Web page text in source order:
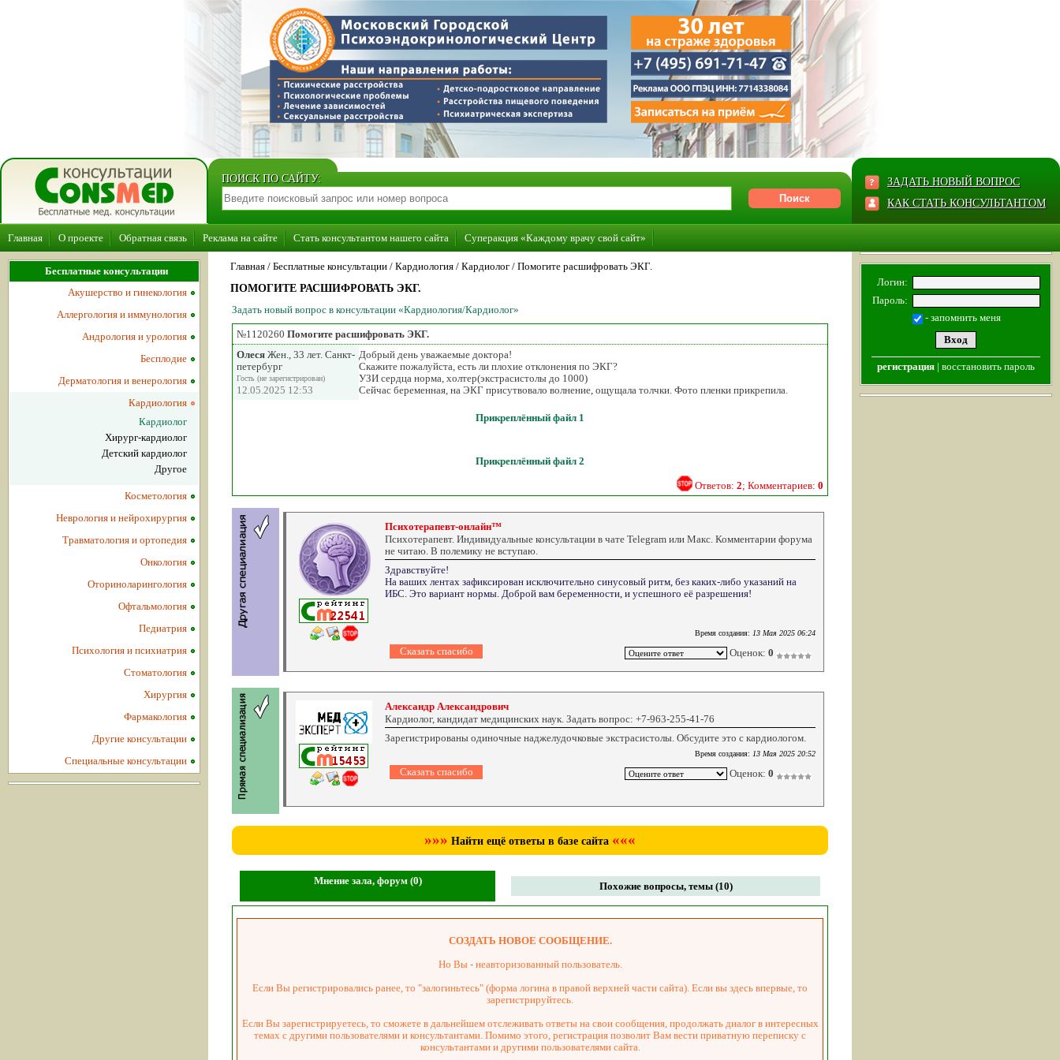
ПОИСК ПО САЙТУ:
ЗАДАТЬ НОВЫЙ ВОПРОС
КАК СТАТЬ КОНСУЛЬТАНТОМ
Главная О проекте Обратная связь Реклама на сайте Стать консультантом нашего сайта Суперакция «Каждому врачу свой сайт»
Главная / Бесплатные консультации / Кардиология / Кардиолог / Помогите расшифровать ЭКГ.
ПОМОГИТЕ РАСШИФРОВАТЬ ЭКГ.
Задать новый вопрос в консультации «Кардиология/Кардиолог»
№1120260 Помогите расшифровать ЭКГ.
Олеся Жен., 33 лет. Санкт-
петербург
Гость (не зарегистрирован)
12.05.2025 12:53
Добрый день уважаемые доктора!
Скажите пожалуйста, есть ли плохие отклонения по ЭКГ?
УЗИ сердца норма, холтер(экстрасистолы до 1000)
Сейчас беременная, на ЭКГ присутвовало волнение, ощущала толчки. Фото пленки прикрепила.
Прикреплённый файл 1
Прикреплённый файл 2
Ответов: 2; Комментариев: 0
Психотерапевт-онлайн™
Психотерапевт. Индивидуальные консультации в чате Telegram или Макс. Комментарии форума
не читаю. В полемику не вступаю.
Здравствуйте!
На ваших лентах зафиксирован исключительно синусовый ритм, без каких-либо указаний на
ИБС. Это вариант нормы. Доброй вам беременности, и успешного её разрешения!
Время создания: 13 Мая 2025 06:24
Оценок: 0
Александр Александрович
Кардиолог, кандидат медицинских наук. Задать вопрос: +7-963-255-41-76
Зарегистрированы одиночные наджелудочковые экстрасистолы. Обсудите это с кардиологом.
Время создания: 13 Мая 2025 20:52
Оценок: 0
»»» Найти ещё ответы в базе сайта «««
Мнение зала, форум (0) Похожие вопросы, темы (10)
СОЗДАТЬ НОВОЕ СООБЩЕНИЕ.
Но Вы - неавторизованный пользователь.
Если Вы регистрировались ранее, то "залогиньтесь" (форма логина в правой верхней части сайта). Если вы здесь впервые, то
зарегистрируйтесь.
Если Вы зарегистрируетесь, то сможете в дальнейшем отслеживать ответы на свои сообщения, продолжать диалог в интересных
темах с другими пользователями и консультантами. Помимо этого, регистрация позволит Вам вести приватную переписку с
консультантами и другими пользователями сайта.
Бесплатные консультации
Акушерство и гинекология
Аллергология и иммунология
Андрология и урология
Бесплодие
Дерматология и венерология
Кардиология
Кардиолог
Хирург-кардиолог
Детский кардиолог
Другое
Косметология
Неврология и нейрохирургия
Травматология и ортопедия
Онкология
Оториноларингология
Офтальмология
Педиатрия
Психология и психиатрия
Стоматология
Хирургия
Фармакология
Другие консультации
Специальные консультации
Логин:
Пароль:
- запомнить меня
регистрация | восстановить пароль